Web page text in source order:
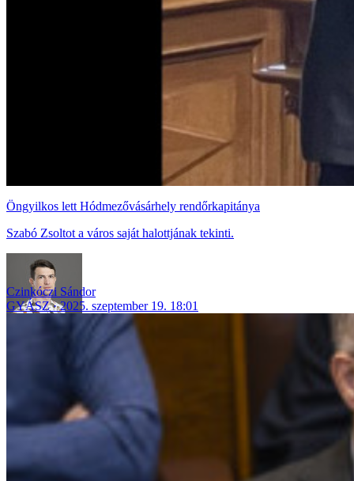
Öngyilkos lett Hódmezővásárhely rendőrkapitánya
Szabó Zsoltot a város saját halottjának tekinti.
Czinkóczi Sándor
GYÁSZ
2025. szeptember 19. 18:01